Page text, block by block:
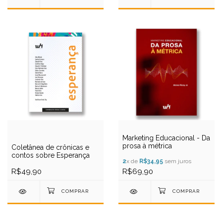
Coletânea de crônicas e
contos sobre Esperança
R$49,90
Marketing Educacional - Da
prosa à métrica
2x de R$34,95 sem juros
R$69,90